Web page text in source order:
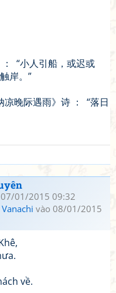
“小人引船，或迟或
岸。”
晚际遇雨》诗 ： “落日
01/2015 09:32
Vanachi vào 08/01/2015
về.